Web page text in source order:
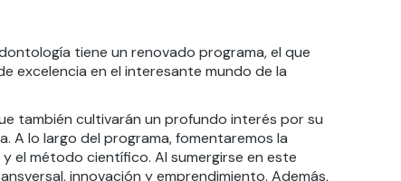
tiene un renovado programa, el que
excelencia en el interesante mundo de la
también cultivarán un profundo interés por su
A lo largo del programa, fomentaremos la
el método científico. Al sumergirse en este
innovación y emprendimiento. Además,